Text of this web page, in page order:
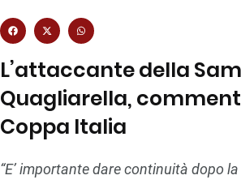
L’attaccante della
Quagliarella,
Coppa Italia
“E’ importante dare continuità dopo